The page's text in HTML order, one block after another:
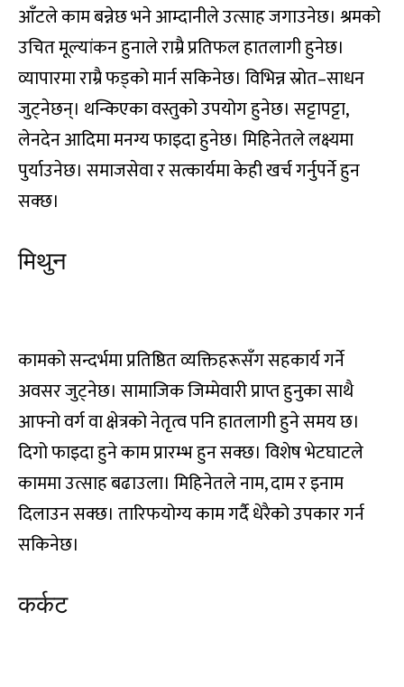
आँटले काम बन्नेछ भने आम्दानीले उत्साह जगाउनेछ। श्रमको
उचित मूल्यांकन हुनाले राम्रै प्रतिफल हातलागी हुनेछ।
व्यापारमा राम्रै फड्को मार्न सकिनेछ। विभिन्न स्रोत–साधन
जुट्नेछन्। थन्किएका वस्तुको उपयोग हुनेछ। सट्टापट्टा,
लेनदेन आदिमा मनग्य फाइदा हुनेछ। मिहिनेतले लक्ष्यमा
पुर्याउनेछ। समाजसेवा र सत्कार्यमा केही खर्च गर्नुपर्ने हुन
सक्छ।
मिथुन
कामको सन्दर्भमा प्रतिष्ठित व्यक्तिहरूसँग सहकार्य गर्ने
अवसर जुट्नेछ। सामाजिक जिम्मेवारी प्राप्त हुनुका साथै
आफ्नो वर्ग वा क्षेत्रको नेतृत्व पनि हातलागी हुने समय छ।
दिगो फाइदा हुने काम प्रारम्भ हुन सक्छ। विशेष भेटघाटले
काममा उत्साह बढाउला। मिहिनेतले नाम, दाम र इनाम
दिलाउन सक्छ। तारिफयोग्य काम गर्दै धेरैको उपकार गर्न
सकिनेछ।
कर्कट